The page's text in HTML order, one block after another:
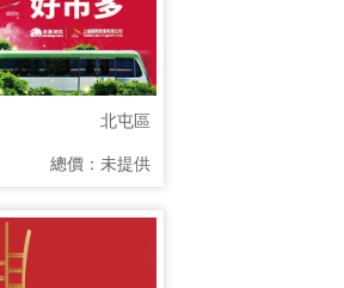
北屯區
總價： 未提供